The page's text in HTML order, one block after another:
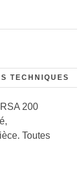
TECHNIQUES
200
Toutes